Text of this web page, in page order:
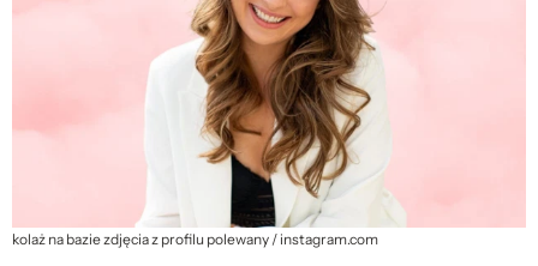
kolaż na bazie zdjęcia z profilu polewany / instagram.com